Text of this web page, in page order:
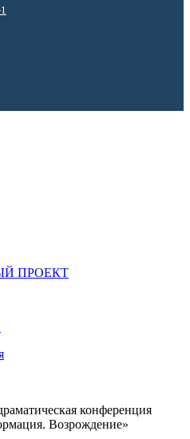
ПРОЕКТ
конференция
Возрождение»